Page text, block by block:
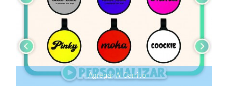
+ Agregar Al Carrito